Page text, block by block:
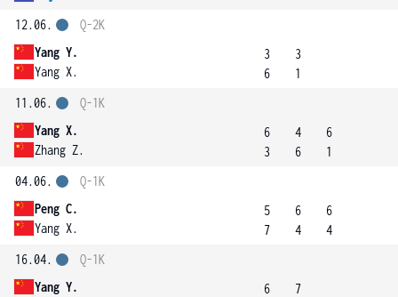
12.06.
Yang Y.
Yang X.
Q-2K
3
6
3
1
11.06.
Yang X.
Zhang Z.
Q-1K
6
3
4
6
6
1
04.06.
Peng C.
Yang X.
Q-1K
5
7
6
4
6
4
16.04.
Yang Y.
Q-1K
6
7